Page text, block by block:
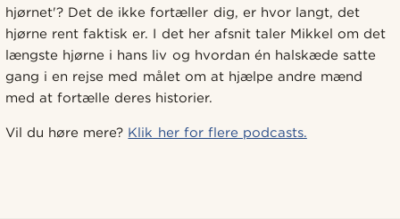
hjørnet'? Det de ikke fortæller dig, er hvor langt, det
hjørne rent faktisk er. I det her afsnit taler Mikkel om det
længste hjørne i hans liv og hvordan én halskæde satte
gang i en rejse med målet om at hjælpe andre mænd
med at fortælle deres historier.
Vil du høre mere? Klik her for flere podcasts.